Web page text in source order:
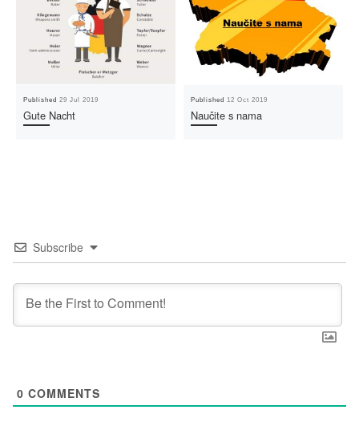
Published29 Jul 2019
Gute Nacht
Published 12 Oct 2019
Naučite s nama
Subscribe
0 COMMENTS